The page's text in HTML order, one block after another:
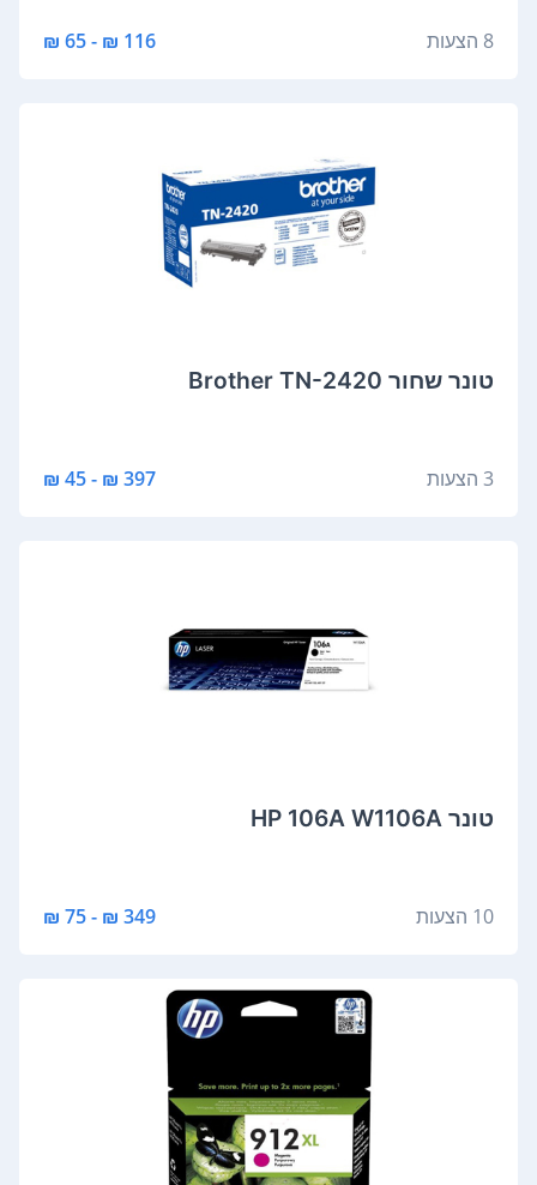
8 הצעות 116 ₪ - 65 ₪
‏טונר ‏שחור Brother TN-2420
3 הצעות 397 ₪ - 45 ₪
‏טונר HP 106A W1106A
10 הצעות 349 ₪ - 75 ₪